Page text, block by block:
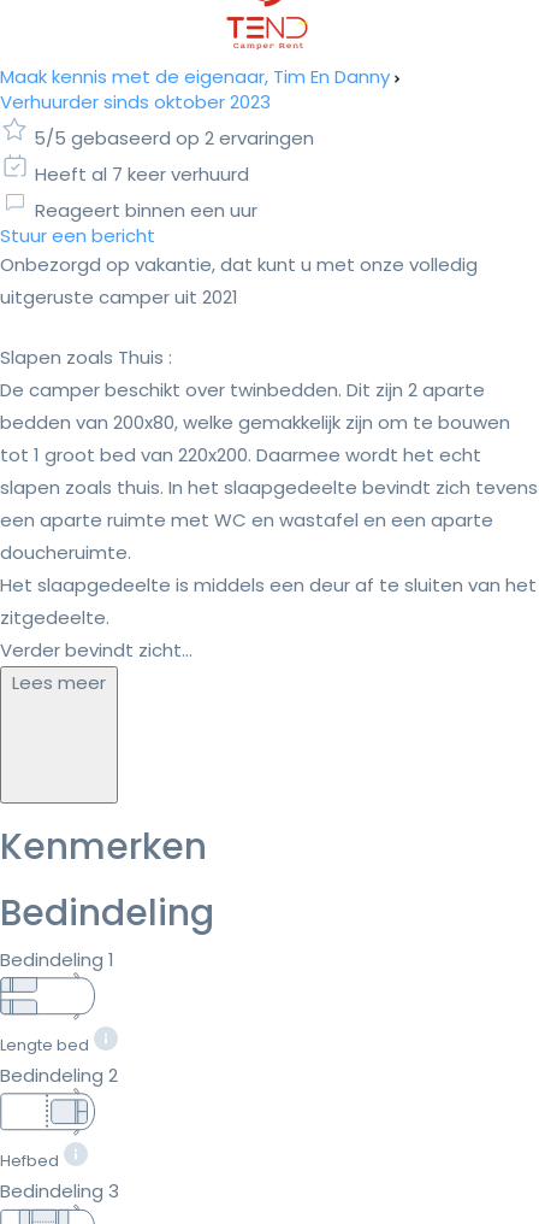
Maak kennis met de eigenaar, Tim En Danny
Verhuurder sinds oktober 2023
5/5 gebaseerd op 2 ervaringen
Heeft al 7 keer verhuurd
Reageert binnen een uur
Stuur een bericht
Onbezorgd op vakantie, dat kunt u met onze volledig
uitgeruste camper uit 2021
Slapen zoals Thuis :
De camper beschikt over twinbedden. Dit zijn 2 aparte
bedden van 200x80, welke gemakkelijk zijn om te bouwen
tot 1 groot bed van 220x200. Daarmee wordt het echt
slapen zoals thuis. In het slaapgedeelte bevindt zich tevens
een aparte ruimte met WC en wastafel en een aparte
doucheruimte.
Het slaapgedeelte is middels een deur af te sluiten van het
zitgedeelte.
Verder bevindt zicht...
Lees meer
Kenmerken
Bedindeling
Bedindeling 1
Lengte bed
Bedindeling 2
Hefbed
Bedindeling 3